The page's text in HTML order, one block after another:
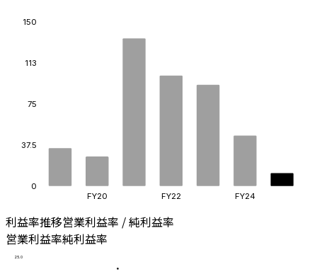
0
37.5
75
113
150
FY20 FY22 FY24
利益率推移営業利益率 / 純利益率
営業利益率純利益率
25.0